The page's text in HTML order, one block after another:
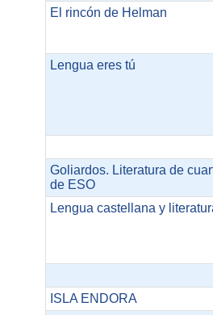
El rincón de Helman
Lengua eres tú
Goliardos. Literatura de
de ESO
Lengua castellana y
ISLA ENDORA